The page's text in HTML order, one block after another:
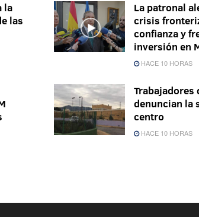
la
las
La patronal
crisis
confianza y
inversión en
HACE 10 HORAS
Trabajadores
denuncian la
centro
HACE 10 HORAS